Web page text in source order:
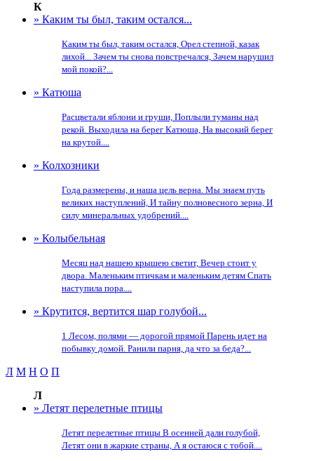
К
» Каким ты был, таким остался...
Каким ты был, таким остался, Орел степной, казак
лихой... Зачем ты снова повстречался, Зачем нарушил
мой покой?...
» Катюша
Расцветали яблони и груши, Поплыли туманы над
рекой. Выходила на берег Катюша, На высокий берег
на крутой....
» Колхозники
Года размерены, и наша цель верна. Мы знаем путь
великих наступлений, И тайну полновесного зерна, И
силу минеральных удобрений....
» Колыбельная
Месяц над нашею крышею светит, Вечер стоит у
двора. Маленьким птичкам и маленьким детям Спать
наступила пора....
» Крутится, вертится шар голубой...
1 Лесом, полями — дорогой прямой Парень идет на
побывку домой. Ранили парня, да что за беда?...
Л М Н О П
Л
» Летят перелетные птицы
Летят перелетные птицы В осенней дали голубой,
Летят они в жаркие страны, А я остаюся с тобой....